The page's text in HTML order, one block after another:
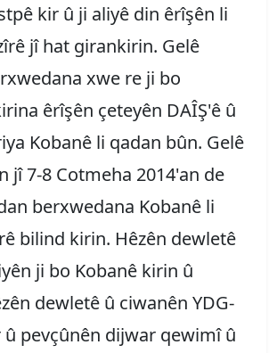
kir û ji aliyê din êrîşên li
jî hat girankirin. Gelê
xwe re ji bo
êrîşên çeteyên DAÎŞ'ê û
Kobanê li qadan bûn. Gelê
jî 7-8 Cotmeha 2014'an de
berxwedana Kobanê li
bilind kirin. Hêzên dewletê
ji bo Kobanê kirin û
dewletê û ciwanên YDG-
û pevçûnên dijwar qewimî û